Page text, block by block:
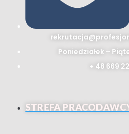
Poniedziałek –
+ 48 669
STREFA